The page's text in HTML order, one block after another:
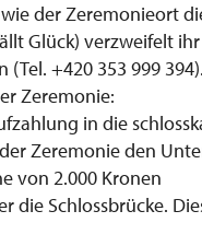
wie der Zeremonieort
Glück) verzweifelt
(Tel. +420 353 999
Zeremonie:
in die
Zeremonie den
von 2.000 Kronen
die Schlossbrücke.